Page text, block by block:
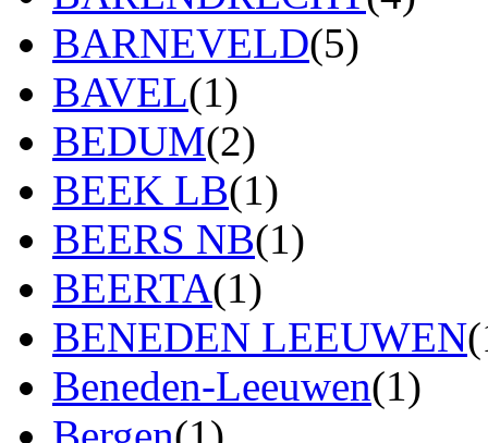
BARNEVELD(5)
BAVEL(1)
BEDUM(2)
BEEK LB(1)
BEERS NB(1)
BEERTA(1)
BENEDEN LEEUWEN
Beneden-Leeuwen(1)